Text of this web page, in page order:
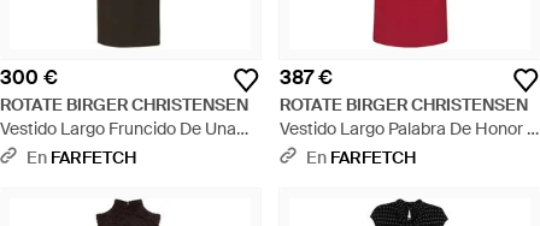
300 €
ROTATE BIRGER CHRISTENSEN
Vestido Largo Fruncido De Una
Sola Manga - Negro
En FARFETCH
387 €
ROTATE BIRGER CHRISTENSEN
Vestido Largo Palabra De Honor -
RojoEn FARFETCH